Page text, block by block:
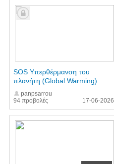
94 προβολές
SOS Υπερθέρμανση του
πλανήτη (Global Warming)
panpsarrou
17-06-2026